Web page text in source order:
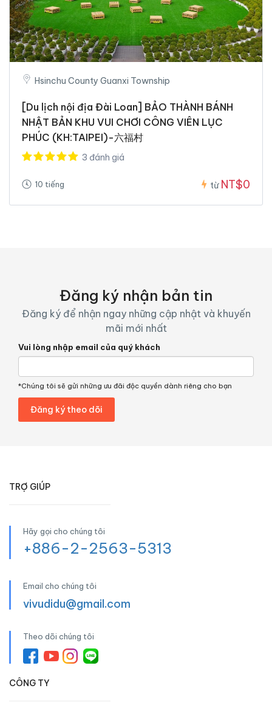
Hsinchu County Guanxi Township
[Du lịch nội địa Đài Loan] BẢO THÀNH BÁNH
NHẬT BẢN KHU VUI CHƠI CÔNG VIÊN LỤC
PHÚC (KH:TAIPEI)-六福村
3 đánh giá
10 tiếng từNT$0
Đăng ký nhận bản tin
Đăng ký để nhận ngay những cập nhật và khuyến
mãi mới nhất
Vui lòng nhập email của quý khách
*Chúng tôi sẽ gửi những ưu đãi độc quyền dành riêng cho bạn
TRỢ GIÚP
Hãy gọi cho chúng tôi
+886-2-2563-5313
Email cho chúng tôi
vivudidu@gmail.com
Theo dõi chúng tôi
CÔNG TY